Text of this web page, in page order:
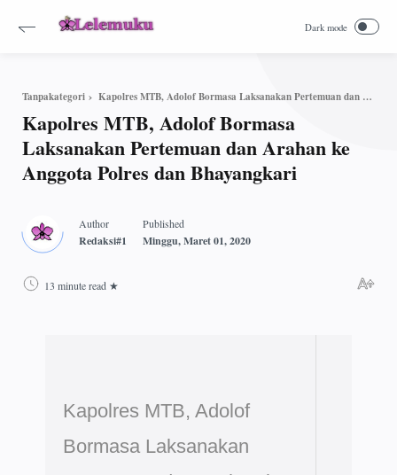
Tanpakategori Kapolres MTB, Adolof Bormasa Laksanakan Pertemuan dan Arahan ke Anggota Polres dan Bhayangkari
Kapolres MTB, Adolof Bormasa
Laksanakan Pertemuan dan Arahan ke
Anggota Polres dan Bhayangkari
13 minute read
Kapolres MTB, Adolof
Bormasa Laksanakan